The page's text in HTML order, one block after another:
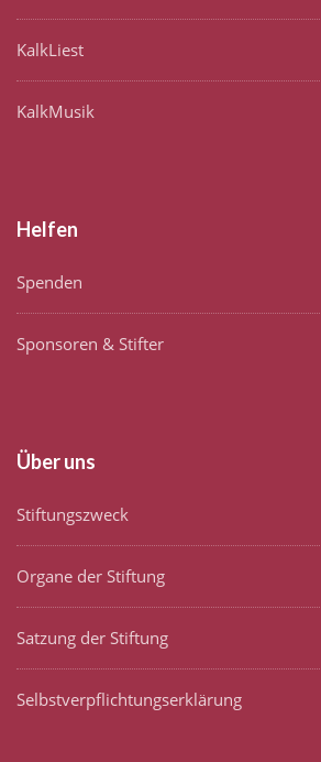
KalkLiest
KalkMusik
Helfen
Spenden
Sponsoren & Stifter
Über uns
Stiftungszweck
Organe der Stiftung
Satzung der Stiftung
Selbstverpflichtungserklärung